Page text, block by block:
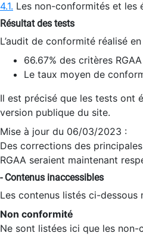
4.1. Les non-conformités et les
Résultat des tests
L’audit de conformité réalisé
66.67% des critères
Le taux moyen de
Il est précisé que les tests ont
version publique du site.
Mise à jour du 06/03/2023 :
Des corrections des
RGAA seraient maintenant
- Contenus inaccessibles
Les contenus listés ci-dessous
Non conformité
Ne sont listées ici que les